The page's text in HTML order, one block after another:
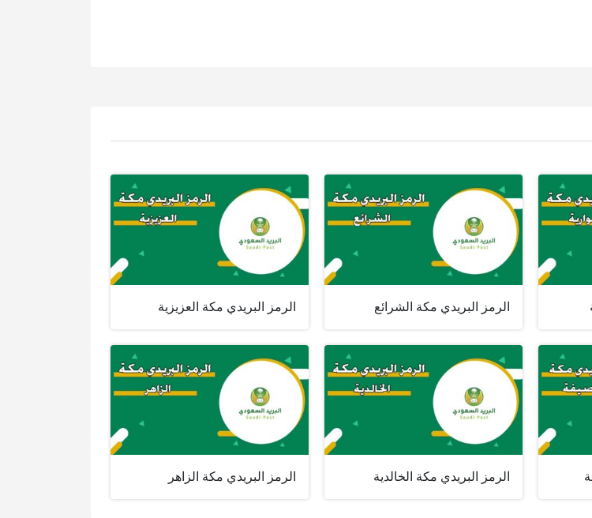
الرمز البريدي مكة الشرائع الرمز البريدي مكة العزيزية
الرمز البريدي مكة الخالدية الرمز البريدي مكة الزاهر